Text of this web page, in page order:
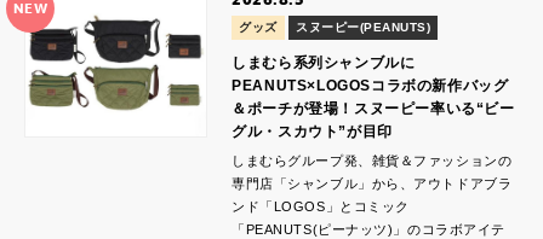
NEW
グッズ スヌーピー(PEANUTS)
しまむら系列シャンブルに
PEANUTS×LOGOSコラボの新作バッグ
＆ポーチが登場！スヌーピー率いる“ビー
グル・スカウト”が目印
しまむらグループ発、雑貨＆ファッションの
専門店「シャンブル」から、アウトドアブラ
ンド「LOGOS」とコミック
「PEANUTS(ピーナッツ)」のコラボアイテ